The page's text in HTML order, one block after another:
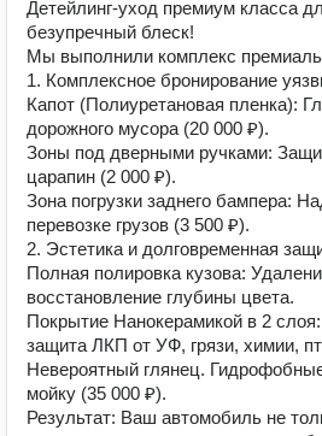
Детейлинг-уход премиум класса
безупречный блеск!
Мы выполнили комплекс
1. Комплексное бронирование
Капот (Полиуретановая пленка):
дорожного мусора (20 000 ₽).
Зоны под дверными ручками:
царапин (2 000 ₽).
Зона погрузки заднего бампера:
перевозке грузов (3 500 ₽).
2. Эстетика и долговременная
Полная полировка кузова:
восстановление глубины цвета.
Покрытие Нанокерамикой в 2
защита ЛКП от УФ, грязи, химии,
Невероятный глянец.
мойку (35 000 ₽).
Результат: Ваш автомобиль не